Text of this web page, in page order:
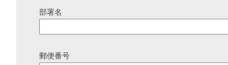
部署名
郵便番号